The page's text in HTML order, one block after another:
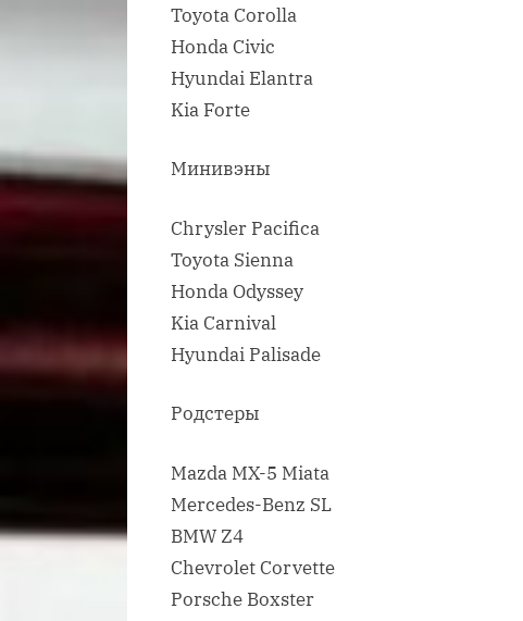
Toyota Corolla
Honda Civic
Hyundai Elantra
Kia Forte
Минивэны
Chrysler Pacifica
Toyota Sienna
Honda Odyssey
Kia Carnival
Hyundai Palisade
Родстеры
Mazda MX-5 Miata
Mercedes-Benz SL
BMW Z4
Chevrolet Corvette
Porsche Boxster